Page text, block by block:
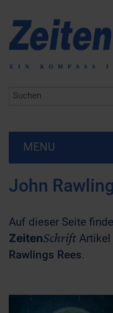
MENU
John
Auf dieser Seite
ZeitenSchrift
Rawlings Rees.